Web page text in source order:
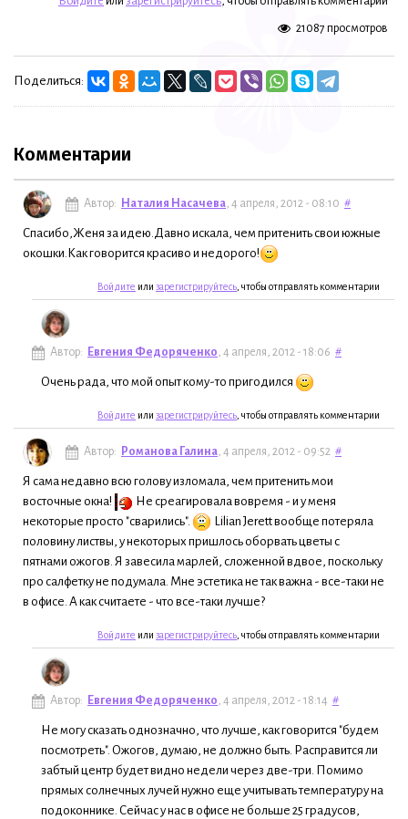
21087 просмотров
Поделиться:
Комментарии
Автор: Наталия Насачева, 4 апреля, 2012 - 08:10 #
Спасибо,Женя за идею.Давно искала, чем притенить свои южные
окошки.Как говорится красиво и недорого!
Войдите или зарегистрируйтесь , чтобы отправлять комментарии
Автор: Евгения Федоряченко, 4 апреля, 2012 - 18:06 #
Очень рада, что мой опыт кому-то пригодился
Войдите или зарегистрируйтесь , чтобы отправлять комментарии
Автор: Романова Галина, 4 апреля, 2012 - 09:52 #
Я сама недавно всю голову изломала, чем притенить мои
восточные окна!
Не среагировала вовремя - и у меня
некоторые просто "сварились".
Lilian Jerett вообще потеряла
половину листвы, у некоторых пришлось оборвать цветы с
пятнами ожогов. Я завесила марлей, сложенной вдвое, поскольку
про салфетку не подумала. Мне эстетика не так важна - все-таки не
в офисе. А как считаете - что все-таки лучше?
Войдите или зарегистрируйтесь , чтобы отправлять комментарии
Автор: Евгения Федоряченко, 4 апреля, 2012 - 18:14 #
Не могу сказать однозначно, что лучше, как говорится "будем
посмотреть". Ожогов, думаю, не должно быть. Расправится ли
забтый центр будет видно недели через две-три. Помимо
прямых солнечных лучей нужно еще учитывать температуру на
подоконнике. Сейчас у нас в офисе не больше 25 градусов,